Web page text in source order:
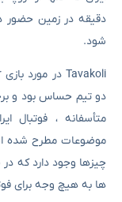
شود.
دو تیم حساس بود و
متأسفانه ، فوتبال
موضوعات مطرح شده
چیزها وجود دارد که
ها به هیچ وجه برای